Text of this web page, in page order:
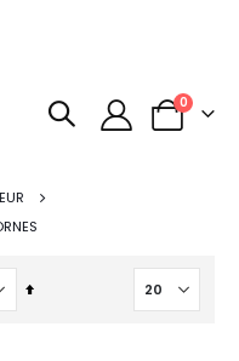
Panier
0articles
Par